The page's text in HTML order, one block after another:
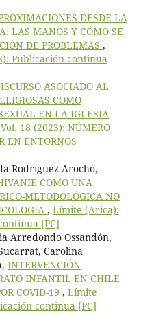
DESDE LA
LAS MANOS Y CÓMO SE
DE PROBLEMAS ,
Publicación continua
ASOCIADO AL
COMO
EN LA IGLESIA
18 (2023): NÚMERO
EN ENTORNOS
Rodríguez Arocho,
COMO UNA
METODOLÓGICA NO
, Límite (Arica):
[PC]
Arredondo Ossandón,
Carolina
INTERVENCIÓN
INFANTIL EN CHILE
COVID-19 , Límite
continua [PC]